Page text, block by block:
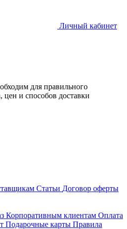
Личный кабинет
для правильного
цен и способов доставки
Статьи Договор оферты
Корпоративным клиентам Оплата
Подарочные карты Правила